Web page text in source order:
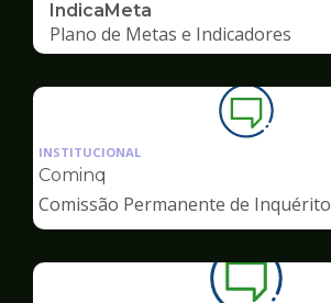
IndicaMeta
Plano de Metas e Indicadores
Ilustração
da
de
Ouvidoria
INSTITUCIONAL
Cominq
Comissão Permanente de Inquérito